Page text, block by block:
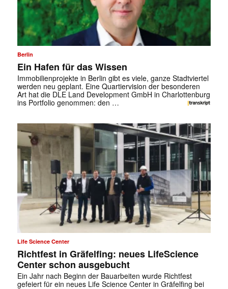
Berlin
Ein Hafen für das Wissen
Immobilienprojekte in Berlin gibt es viele, ganze Stadtviertel
werden neu geplant. Eine Quartiervision der besonderen
Art hat die DLE Land Development GmbH in Charlottenburg
ins Portfolio genommen: den …
Life Science Center
Richtfest in Gräfelfing: neues LifeScience
Center schon ausgebucht
Ein Jahr nach Beginn der Bauarbeiten wurde Richtfest
gefeiert für ein neues Life Science Center in Gräfelfing bei